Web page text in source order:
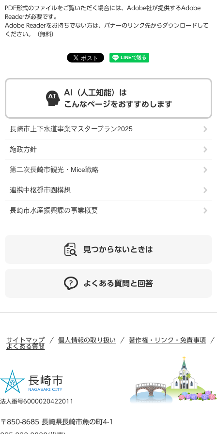
PDF形式のファイルをご覧いただく場合には、Adobe社が提供するAdobe
Readerが必要です。
Adobe Readerをお持ちでない方は、バナーのリンク先からダウンロードして
ください。（無料）
AI（人工知能）は
こんなページをおすすめします
長崎市上下水道事業マスタープラン2025
施政方針
第二次長崎市観光・Mice戦略
連携中枢都市圏構想
長崎市水産振興課の事業概要
見つからないときは
よくある質問と回答
サイトマップ 個人情報の取り扱い
著作権・リンク・免責事項
よくある質問
法人番号6000020422011
〒850-8685 長崎県長崎市魚の町4-1